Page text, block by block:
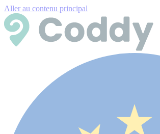
Aller au contenu principal